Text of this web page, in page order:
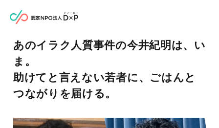
あのイラク人質事件の今井紀明は、い
ま。
助けてと言えない若者に、ごはんと
つながりを届ける。